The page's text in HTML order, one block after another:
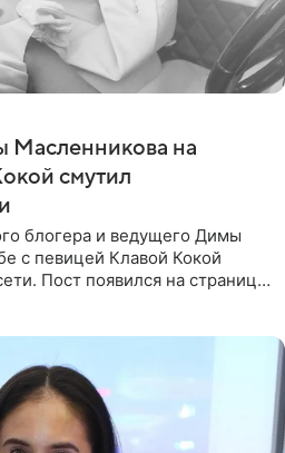
Масленникова на
смутил
блогера и ведущего Димы
с певицей Клавой Кокой
Пост появился на странице